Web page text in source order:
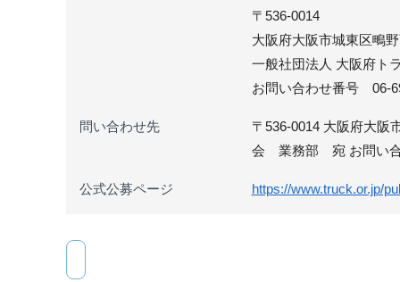
〒536-0014
大阪府大阪市城東区鴫
一般社団法人 大阪府
お問い合わせ番号 06-
問い合わせ先
〒536-0014 大阪府大阪
会 業務部 宛 お問い
公式公募ページ https://www.truck.or.jp/